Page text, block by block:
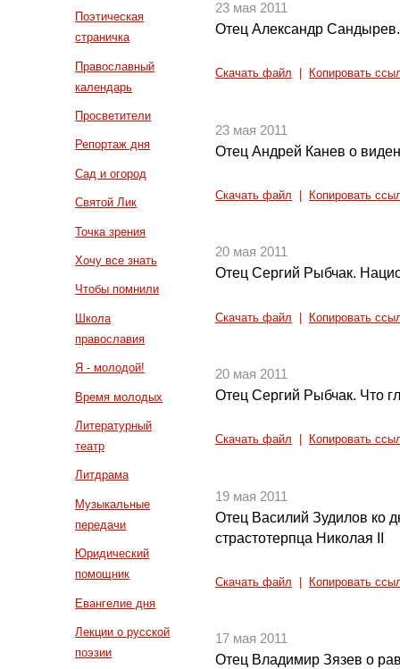
Поэтическая
страничка
Православный
календарь
Просветители
Репортаж дня
Сад и огород
Святой Лик
Точка зрения
Хочу все знать
Чтобы помнили
Школа
православия
Я - молодой!
Время молодых
Литературный
театр
Литдрама
Музыкальные
передачи
Юридический
помощник
Евангелие дня
Лекции о русской
поэзии
23 мая 2011
Отец Александр
Скачать файл Копировать
23 мая 2011
Отец Андрей Канев о
Скачать файл Копировать
20 мая 2011
Отец Сергий Рыбчак.
Скачать файл Копировать
20 мая 2011
Отец Сергий Рыбчак. Что
Скачать файл Копировать
19 мая 2011
Отец Василий Зудилов ко
страстотерпца Николая II
Скачать файл Копировать
17 мая 2011
Отец Владимир Зязев о